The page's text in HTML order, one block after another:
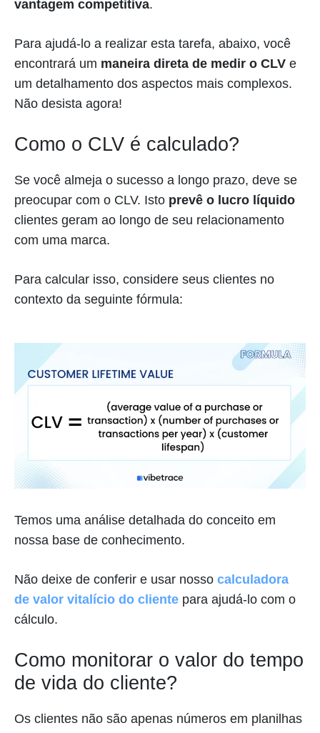
vantagem competitiva.
Para ajudá-lo a realizar esta tarefa, abaixo, você
encontrará um maneira direta de medir o CLV e
um detalhamento dos aspectos mais complexos.
Não desista agora!
Como o CLV é calculado?
Se você almeja o sucesso a longo prazo, deve se
preocupar com o CLV. Isto prevê o lucro líquido
clientes geram ao longo de seu relacionamento
com uma marca.
Para calcular isso, considere seus clientes no
contexto da seguinte fórmula:
Temos uma análise detalhada do conceito em
nossa base de conhecimento.
Não deixe de conferir e usar nosso calculadora
de valor vitalício do cliente para ajudá-lo com o
cálculo.
Como monitorar o valor do tempo
de vida do cliente?
Os clientes não são apenas números em planilhas